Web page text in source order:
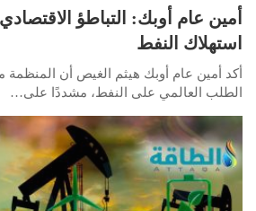
أمين عام أوبك: التباطؤ
استهلاك النفط
أكد أمين عام أوبك هيثم الغيص أن المنظمة
الطلب العالمي على النفط، مشددًا على…